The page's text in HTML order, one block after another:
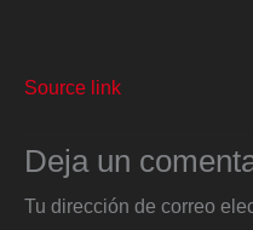
Source link
Deja un
Tu dirección de correo